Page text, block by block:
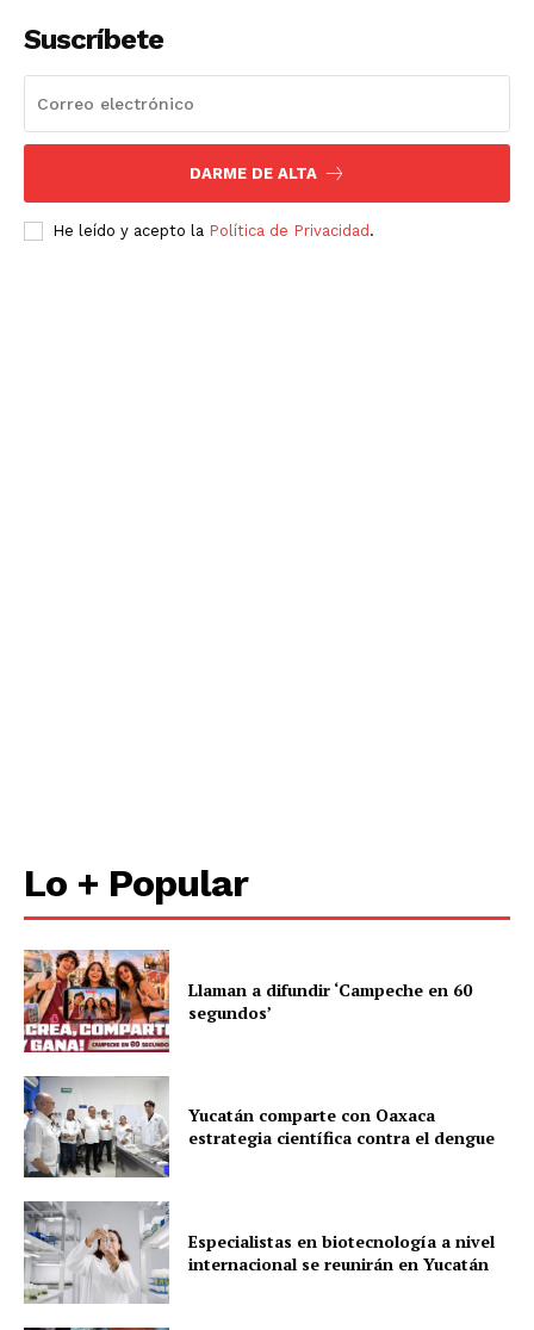
Suscríbete
DARME DE ALTA
He leído y acepto la Política de Privacidad .
Lo + Popular
Llaman a difundir ‘Campeche en 60
segundos’
Yucatán comparte con Oaxaca
estrategia científica contra el dengue
Especialistas en biotecnología a nivel
internacional se reunirán en Yucatán